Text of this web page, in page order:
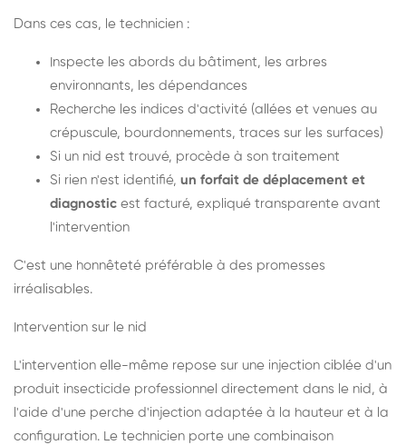
Dans ces cas, le technicien :
Inspecte les abords du bâtiment, les arbres
environnants, les dépendances
Recherche les indices d'activité (allées et venues au
crépuscule, bourdonnements, traces sur les surfaces)
Si un nid est trouvé, procède à son traitement
Si rien n'est identifié, un forfait de déplacement et
diagnostic est facturé, expliqué transparente avant
l'intervention
C'est une honnêteté préférable à des promesses
irréalisables.
Intervention sur le nid
L'intervention elle-même repose sur une injection ciblée d'un
produit insecticide professionnel directement dans le nid, à
l'aide d'une perche d'injection adaptée à la hauteur et à la
configuration. Le technicien porte une combinaison